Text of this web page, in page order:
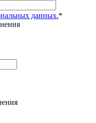
данных.*